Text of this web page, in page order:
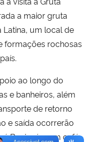
a maior gruta
Latina, um local de
formações rochosas
ao longo do
e banheiros, além
de retorno
e saída ocorrerão
Benincá, com café